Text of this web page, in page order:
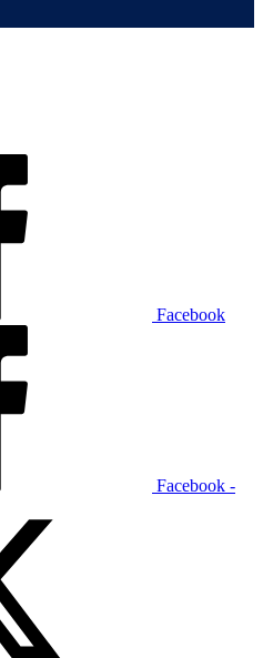
Facebook
Facebook -